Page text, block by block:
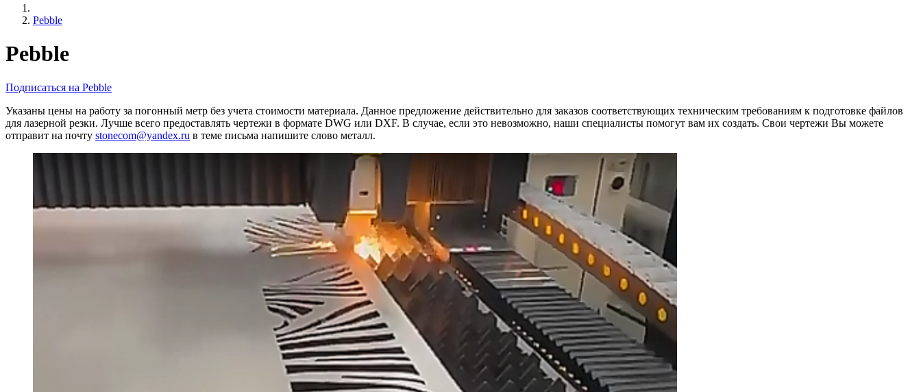
Строка
навигации
Pebble
Pebble
Подписаться на Pebble
Указаны цены на работу за погонный метр без учета стоимости материала. Данное предложение действительно для заказов соответствующих техническим требованиям к подготовке файлов
для лазерной резки. Лучше всего предоставлять чертежи в формате DWG или DXF. В случае, если это невозможно, наши специалисты помогут вам их создать. Свои чертежи Вы можете
отправит на почту stonecom@yandex.ru в теме письма напишите слово металл.